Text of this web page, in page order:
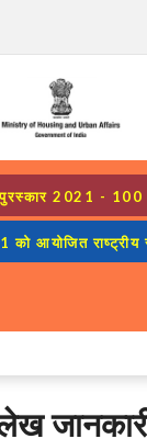
पुरस्कार 2021 - 100
आयोजित राष्ट्रीय